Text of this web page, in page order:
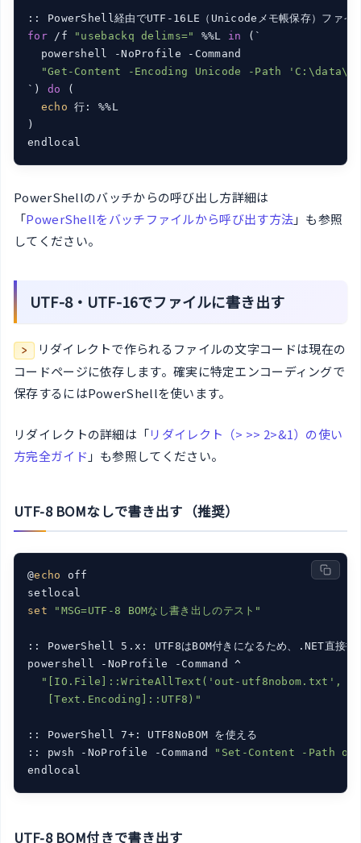
for /f "usebackq delims=" %%L in
(`
  powershell -NoProfile -Command
"Get-Content -Encoding Unicode -Path
`) do
(
echo 行: %%L
)
PowerShellのバッチからの呼び出し方詳細は
「PowerShellをバッチファイルから呼び出す方法」も参照
してください。
UTF-8・UTF-16でファイルに書き出す
>
リダイレクトで作られるファイルの文字コードは現在の
コードページに依存します。確実に特定エンコーディングで
保存するにはPowerShellを使います。
リダイレクトの詳細は「リダイレクト（> >> 2>&1）の使い
方完全ガイド 」も参照してください。
UTF-8 BOMなしで書き出す（推奨）
@echo
off
set
"MSG=UTF-8 BOMなし書き出しのテスト"
:: PowerShell 5.x: UTF8はBOM付きになるため、.NET直接指
powershell -NoProfile -Command ^
"[IO.File]::WriteAllText('out-utf8nobom.txt',
   [Text.Encoding]::UTF8)"
:: PowerShell 7+: UTF8NoBOM を使える
:: pwsh -NoProfile -Command
"Set-Content -Path
UTF-8 BOM付きで書き出す